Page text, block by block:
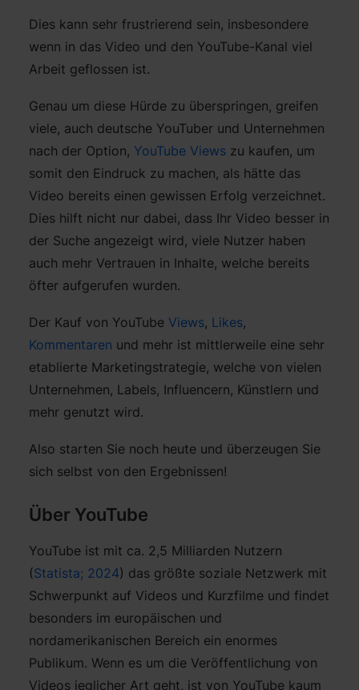
Dies kann sehr frustrierend sein, insbesondere
wenn in das Video und den YouTube-Kanal viel
Arbeit geflossen ist.
Genau um diese Hürde zu überspringen, greifen
viele, auch deutsche YouTuber und Unternehmen
nach der Option, YouTube Views zu kaufen, um
somit den Eindruck zu machen, als hätte das
Video bereits einen gewissen Erfolg verzeichnet.
Dies hilft nicht nur dabei, dass Ihr Video besser in
der Suche angezeigt wird, viele Nutzer haben
auch mehr Vertrauen in Inhalte, welche bereits
öfter aufgerufen wurden.
Der Kauf von YouTube Views, Likes,
Kommentaren und mehr ist mittlerweile eine sehr
etablierte Marketingstrategie, welche von vielen
Unternehmen, Labels, Influencern, Künstlern und
mehr genutzt wird.
Also starten Sie noch heute und überzeugen Sie
sich selbst von den Ergebnissen!
Über YouTube
YouTube ist mit ca. 2,5 Milliarden Nutzern
(Statista; 2024) das größte soziale Netzwerk mit
Schwerpunkt auf Videos und Kurzfilme und findet
besonders im europäischen und
nordamerikanischen Bereich ein enormes
Publikum. Wenn es um die Veröffentlichung von
Videos jeglicher Art geht, ist von YouTube kaum